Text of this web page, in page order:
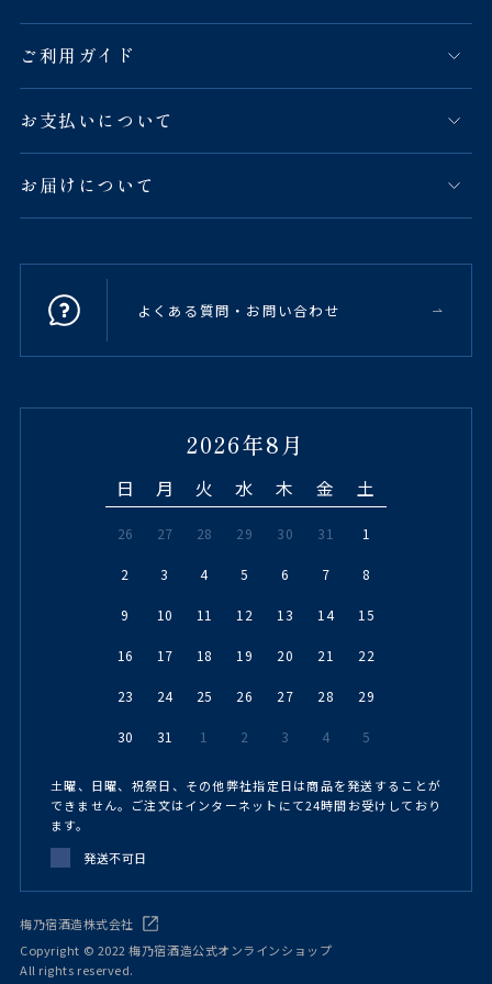
ご利用ガイド
お支払いについて
お届けについて
よくある質問・お問い合わせ
2026年8月
日 月 火 水 木 金 土
26 27 28 29 30 31 1
2 3 4 5 6 7 8
9 10 11 12 13 14 15
16 17 18 19 20 21 22
23 24 25 26 27 28 29
30 31 1 2 3 4 5
土曜、日曜、祝祭日、その他弊社指定日は商品を発送することが
できません。ご注文はインターネットにて24時間お受けしており
ます。
発送不可日
梅乃宿酒造株式会社
Copyright © 2022 梅乃宿酒造公式オンラインショップ
All rights reserved.